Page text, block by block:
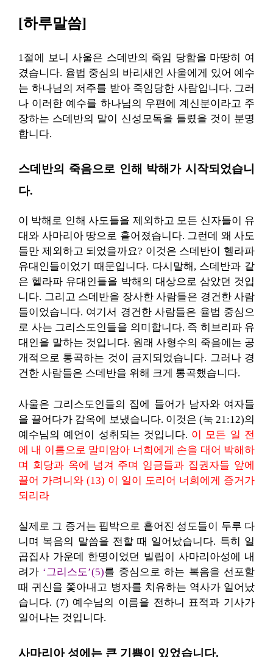
[하루말씀]
1절에 보니 사울은 스데반의 죽임 당함을 마땅히 여
겼습니다. 율법 중심의 바리새인 사울에게 있어 예수
는 하나님의 저주를 받아 죽임당한 사람입니다. 그러
나 이러한 예수를 하나님의 우편에 계신분이라고 주
장하는 스데반의 말이 신성모독을 들렸을 것이 분명
합니다.
스데반의 죽음으로 인해 박해가 시작되었습니
다.
이 박해로 인해 사도들을 제외하고 모든 신자들이 유
대와 사마리아 땅으로 흩어졌습니다. 그런데 왜 사도
들만 제외하고 되었을까요? 이것은 스데반이 헬라파
유대인들이었기 때문입니다. 다시말해, 스데반과 같
은 헬라파 유대인들을 박해의 대상으로 삼았던 것입
니다. 그리고 스데반을 장사한 사람들은 경건한 사람
들이었습니다. 여기서 경건한 사람들은 율법 중심으
로 사는 그리스도인들을 의미합니다. 즉 히브리파 유
대인을 말하는 것입니다. 원래 사형수의 죽음에는 공
개적으로 통곡하는 것이 금지되었습니다. 그러나 경
건한 사람들은 스데반을 위해 크게 통곡했습니다.
사울은 그리스도인들의 집에 들어가 남자와 여자들
을 끌어다가 감옥에 보냈습니다. 이것은 (눅 21:12)의
예수님의 예언이 성취되는 것입니다. 이 모든 일 전
에 내 이름으로 말미암아 너희에게 손을 대어 박해하
며 회당과 옥에 넘겨 주며 임금들과 집권자들 앞에
끌어 가려니와 (13) 이 일이 도리어 너희에게 증거가
되리라
실제로 그 증거는 핍박으로 흩어진 성도들이 두루 다
니며 복음의 말씀을 전할 때 일어났습니다. 특히 일
곱집사 가운데 한명이었던 빌립이 사마리아성에 내
려가 ‘그리스도’(5)를 중심으로 하는 복음을 선포할
때 귀신을 쫓아내고 병자를 치유하는 역사가 일어났
습니다. (7) 예수님의 이름을 전하니 표적과 기사가
일어나는 것입니다.
사마리아 성에는 큰 기쁨이 있었습니다.